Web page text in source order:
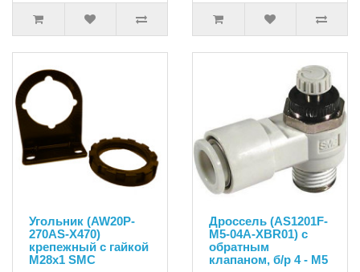
Угольник (AW20P-
270AS-X470)
крепежный с гайкой
М28х1 SMC
Дроссель (AS1201F-
M5-04A-XBR01) с
обратным
клапаном, б/р 4 - М5